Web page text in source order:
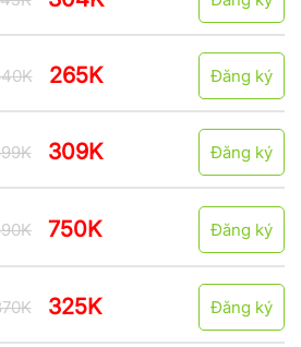
265K Đăng ký
309K Đăng ký
750K Đăng ký
325K Đăng ký